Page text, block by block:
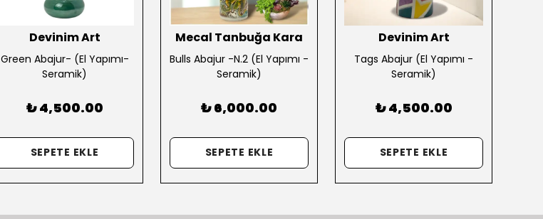
Devinim Art
Green Abajur- (El Yapımı-
Seramik)
₺ 4,500.00
SEPETE EKLE
Mecal Tanbuğa Kara
Bulls Abajur -N.2 (El Yapımı -
Seramik)
₺ 6,000.00
SEPETE EKLE
Devinim Art
Tags Abajur (El Yapımı -
Seramik)
₺ 4,500.00
SEPETE EKLE